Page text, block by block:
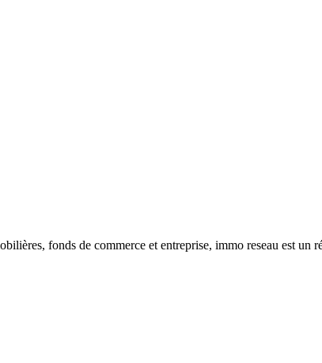
fonds de commerce et entreprise, immo reseau est un